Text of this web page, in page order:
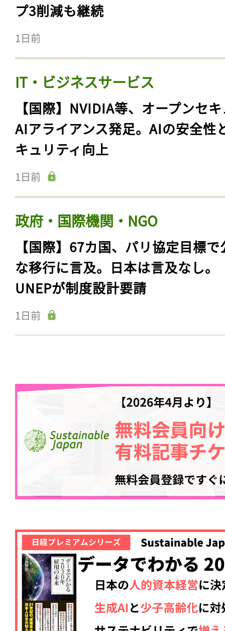
プ3削減も継続
1日前
IT・ビジネスサービス
【国際】NVIDIA等、オープンセ
AIアライアンス発足。AIの安全性
キュリティ向上
1日前
政府・国際機関・NGO
【国際】67カ国、パリ協定目標で
な移行に言及。日本は言及なし。
UNEPが制度設計要請
1日前